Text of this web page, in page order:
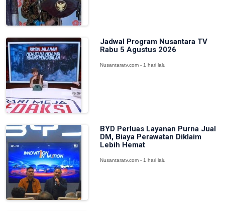
Jadwal Program Nusantara TV
Rabu 5 Agustus 2026
Nusantaratv.com - 1 hari lalu
BYD Perluas Layanan Purna Jual
DM, Biaya Perawatan Diklaim
Lebih Hemat
Nusantaratv.com - 1 hari lalu